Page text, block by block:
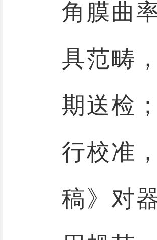
角膜曲
具范畴
期送检
行校准
稿》对